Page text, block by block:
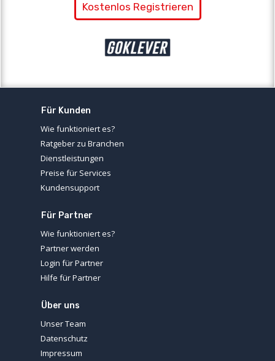
Kostenlos Registrieren
Für Kunden
Wie funktioniert es?
Ratgeber zu Branchen
Dienstleistungen
Preise für Services
Kundensupport
Für Partner
Wie funktioniert es?
Partner werden
Login für Partner
Hilfe für Partner
Über uns
Unser Team
Datenschutz
Impressum